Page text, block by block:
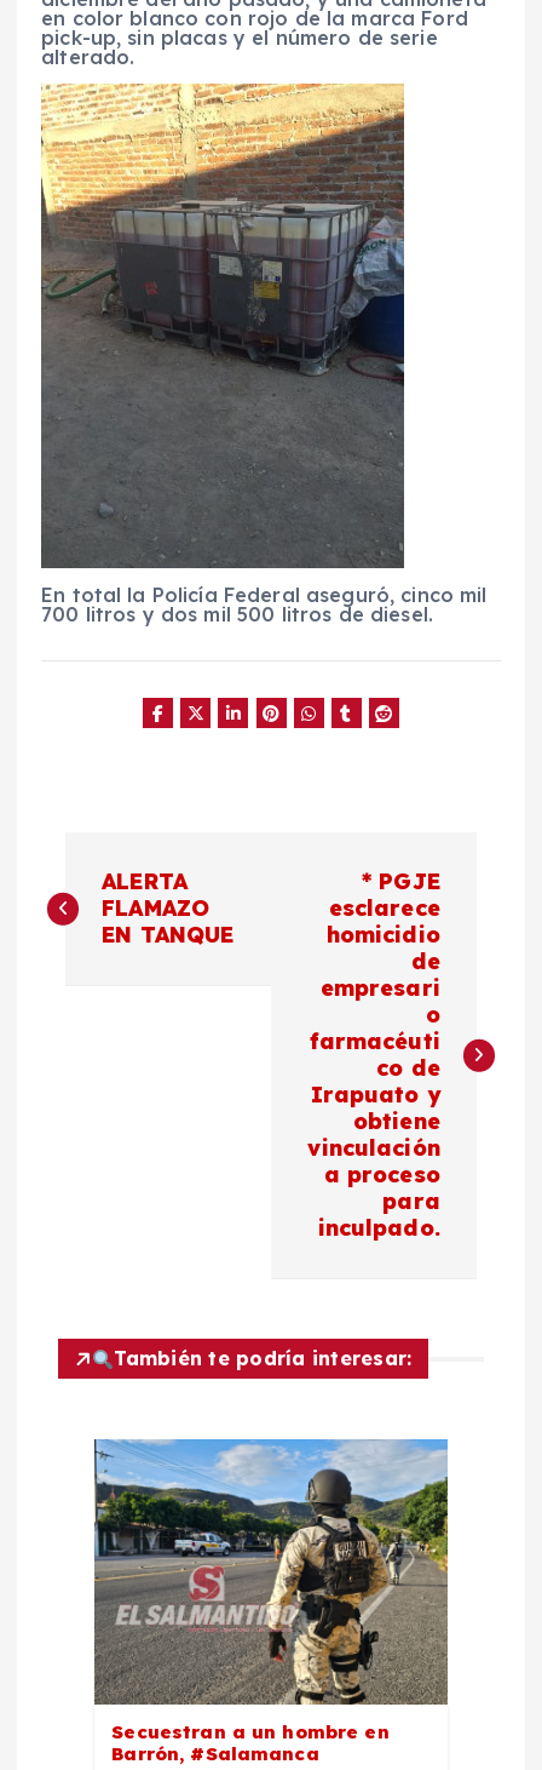
en color blanco con rojo de la marca Ford
pick-up, sin placas y el número de serie
alterado.
En total la Policía Federal aseguró, cinco mil
700 litros y dos mil 500 litros de diesel.
a
ó
n
ALERTA
FLAMAZO
EN TANQUE
* PGJE
esclarece
homicidio
de
empresari
o
farmacéuti
co de
Irapuato y
obtiene
vinculación
a proceso
para
inculpado.
También te podría interesar:
Secuestran a un hombre en
Barrón, #Salamanca